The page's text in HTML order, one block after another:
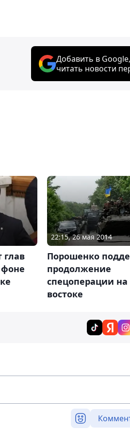
Добавить в
читать новости
глав
фоне
22:15, 26 мая 2014
Порошенко
продолжение
спецоперации
востоке